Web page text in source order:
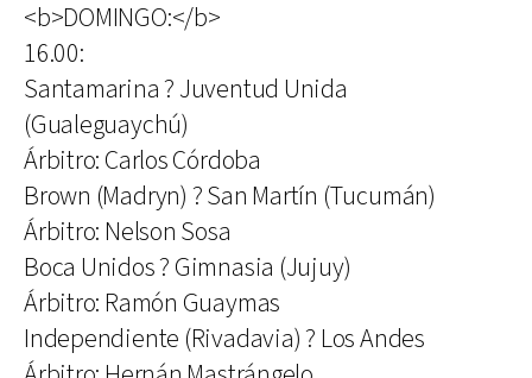
<b>DOMINGO:</b>
16.00:
Santamarina ? Juventud Unida
(Gualeguaychú)
Árbitro: Carlos Córdoba
Brown (Madryn) ? San Martín (Tucumán)
Árbitro: Nelson Sosa
Boca Unidos ? Gimnasia (Jujuy)
Árbitro: Ramón Guaymas
Independiente (Rivadavia) ? Los Andes